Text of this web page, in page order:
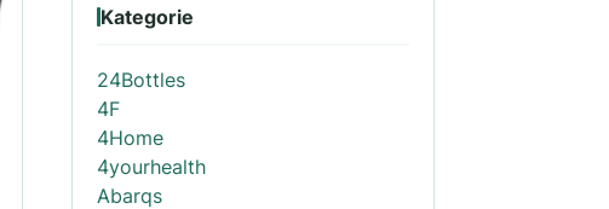
Kategorie
24Bottles
4F
4Home
4yourhealth
Abarqs